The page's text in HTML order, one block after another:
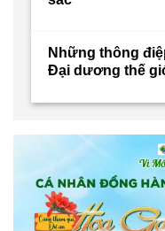
Những thông
Đại dương thế